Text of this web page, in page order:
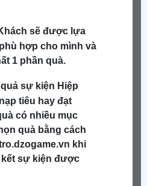
sẽ được lựa
hợp cho mình và
1 phần quà.
sự kiện Hiệp
tiêu hay đạt
có nhiều mục
quà bằng cách
khi
sự kiện được